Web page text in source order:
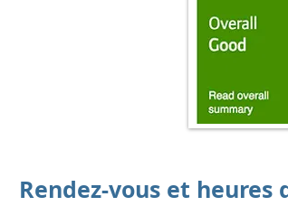
Rendez-vous et heures